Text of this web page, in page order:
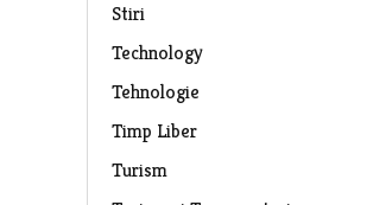
Stiri
Technology
Tehnologie
Timp Liber
Turism